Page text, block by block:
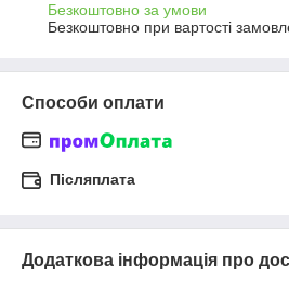
Безкоштовно за умови
Безкоштовно при вартості
Способи оплати
Післяплата
Додаткова інформація про